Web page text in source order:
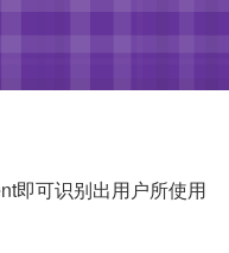
即可识别出用户所使用